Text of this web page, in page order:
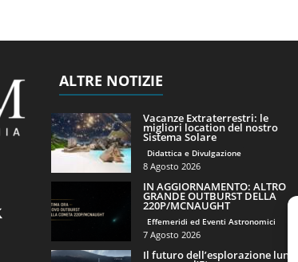
ALTRE NOTIZIE
Vacanze Extraterrestri: le
migliori location del nostro
Sistema Solare
Didattica e Divulgazione
8 Agosto 2026
IN AGGIORNAMENTO: ALTRO
GRANDE OUTBURST DELLA
220P/MCNAUGHT
Effemeridi ed Eventi Astronomici
7 Agosto 2026
Il futuro dell’esplorazione